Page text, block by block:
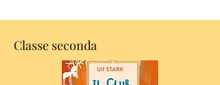
Classe seconda